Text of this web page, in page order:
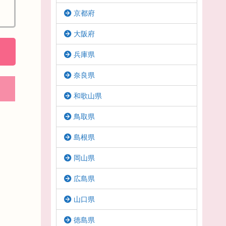
京都府
大阪府
兵庫県
奈良県
和歌山県
鳥取県
島根県
岡山県
広島県
山口県
徳島県